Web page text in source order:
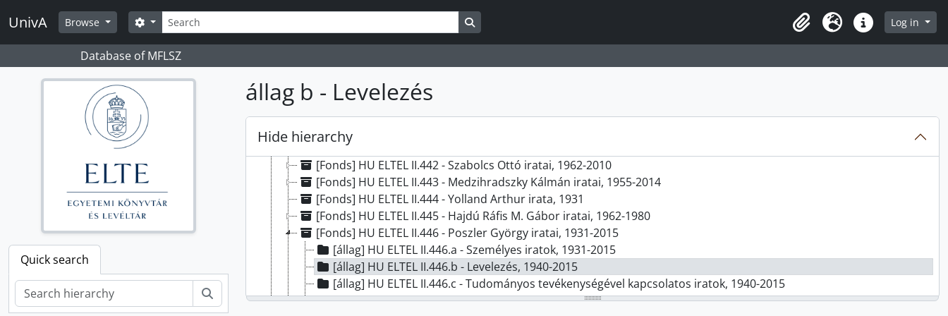
Skip to main content
UnivA Browse Search
Search options Search in browse page
ClipboardLanguageQuick linksLog in
Database of MFLSZ
Quick search
Search
állag b - Levelezés
Hide hierarchy
[Fonds] HU ELTEL II.433 - Riesz Frigyes iratai, 1913 - 1954
[Fonds] HU ELTEL II.434 - Almási János iratai, 1942 - 2000
[Fonds] HU ELTEL II.435 - Unger Mátyás iratai, 1962 - 1988
[Fonds] HU ELTEL II.436 - Havasi Mihály iratai, 1960-1967
[Fonds] HU ELTEL II.437 - Bruckner Győző iratai, 1931-2000
[Fonds] HU ELTEL II.438 - Kucsman Árpád iratai, 1951 - 2012
[Fonds] HU ELTEL II.439 - Magyary Zoltán iratai, 1908-1945
[Fonds] HU ELTEL II.440 - Szabad György kéziratai, 1955 - 1990
[Fonds] HU ELTEL II.441 - Kádár Miklós iratai, 1922-1980
[Fonds] HU ELTEL II.442 - Szabolcs Ottó iratai, 1962-2010
[Fonds] HU ELTEL II.443 - Medzihradszky Kálmán iratai, 1955-2014
[Fonds] HU ELTEL II.444 - Yolland Arthur irata, 1931
[Fonds] HU ELTEL II.445 - Hajdú Ráfis M. Gábor iratai, 1962-1980
[Fonds] HU ELTEL II.446 - Poszler György iratai, 1931-2015
[állag] HU ELTEL II.446.a - Személyes iratok, 1931-2015
[állag] HU ELTEL II.446.b - Levelezés, 1940-2015
[állag] HU ELTEL II.446.c - Tudományos tevékenységével kapcsolatos iratok, 1940-2015
[állag] HU ELTEL II.446.d - Vegyes iratok, 1940-2015